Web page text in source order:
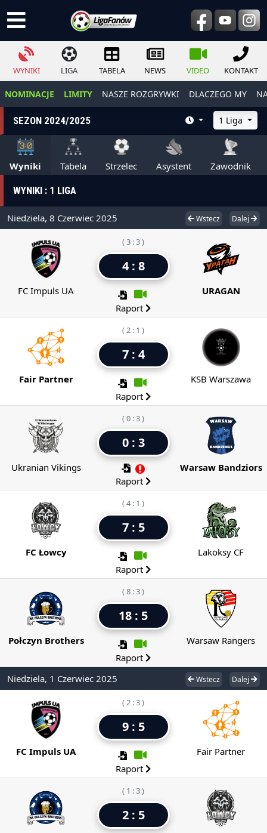
WYNIKI LIGA TABELA NEWS VIDEO KONTAKT
NOMINACJE LIMITY NASZE ROZGRYWKI DLACZEGO MY
SEZON 2024/2025 1 Liga
Wyniki Tabela Strzelec Asystent Zawodnik
WYNIKI : 1 LIGA
Niedziela, 8 Czerwiec 2025 Wstecz Dalej
FC Impuls UA
( 3 : 3 )
4 : 8
Raport
URAGAN
Fair Partner
( 2 : 1 )
7 : 4
Raport
KSB Warszawa
Ukranian Vikings
( 0 : 3 )
0 : 3
Raport
Warsaw Bandziors
FC Łowcy
( 4 : 1 )
7 : 5
Raport
Lakoksy CF
Połczyn Brothers
( 8 : 3 )
18 : 5
Raport
Warsaw Rangers
Niedziela, 1 Czerwiec 2025 Wstecz Dalej
FC Impuls UA
( 2 : 3 )
9 : 5
Raport
Fair Partner
( 1 : 3 )
2 : 5